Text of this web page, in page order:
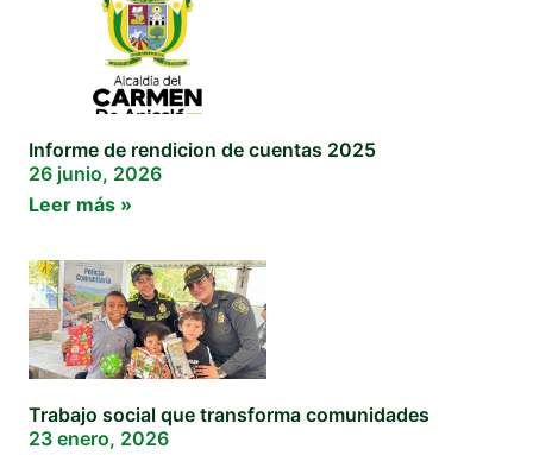
Informe de rendicion de cuentas 2025
26 junio, 2026
Leer más »
Trabajo social que transforma comunidades
23 enero, 2026